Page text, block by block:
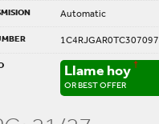
Automatic
1C4RJGAR0TC307097
Llame hoy †
OR BEST OFFER